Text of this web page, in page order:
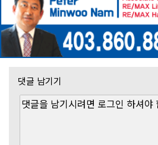
댓글 남기기